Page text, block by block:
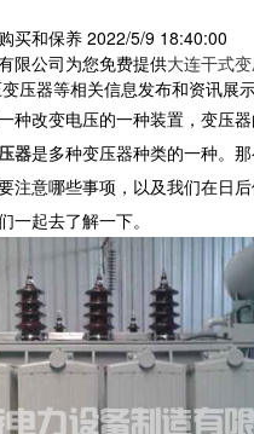
买和保养 2022/5/9 18:40:00
限公司为您免费提供大连干式
压器等相关信息发布和资讯展
种改变电压的一种装置，变压器
器是多种变压器种类的一种。
注意哪些事项，以及我们在日
一起去了解一下。